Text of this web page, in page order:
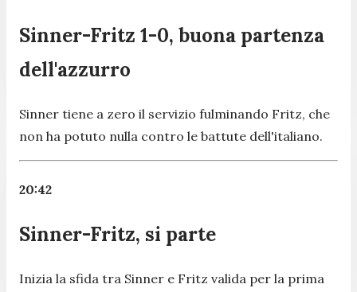
Sinner-Fritz 1-0, buona partenza
dell'azzurro
Sinner tiene a zero il servizio fulminando Fritz, che
non ha potuto nulla contro le battute dell'italiano.
20:42
Sinner-Fritz, si parte
Inizia la sfida tra Sinner e Fritz valida per la prima